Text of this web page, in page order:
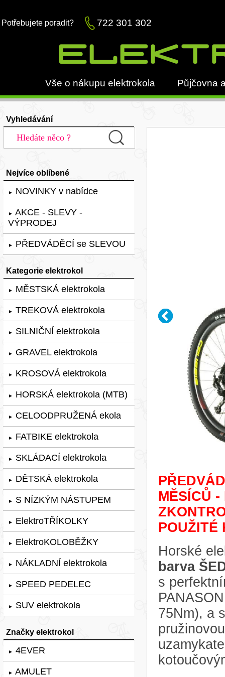
Potřebujete poradit? 722 301 302
Vše o nákupu elektrokola Půjčovna
Vyhledávání
Nejvíce oblíbené
► NOVINKY v nabídce
► AKCE - SLEVY -
VÝPRODEJ
► PŘEDVÁDĚCÍ se SLEVOU
Kategorie elektrokol
► MĚSTSKÁ elektrokola
► TREKOVÁ elektrokola
► SILNIČNÍ elektrokola
► GRAVEL elektrokola
► KROSOVÁ elektrokola
► HORSKÁ elektrokola (MTB)
► CELOODPRUŽENÁ ekola
► FATBIKE elektrokola
► SKLÁDACÍ elektrokola
► DĚTSKÁ elektrokola
► S NÍZKÝM NÁSTUPEM
► ElektroTŘÍKOLKY
► ElektroKOLOBĚŽKY
► NÁKLADNÍ elektrokola
► SPEED PEDELEC
► SUV elektrokola
Značky elektrokol
► 4EVER
► AMULET
MĚSÍCŮ
POUŽITÉ
Horské
barva
s
75Nm), a